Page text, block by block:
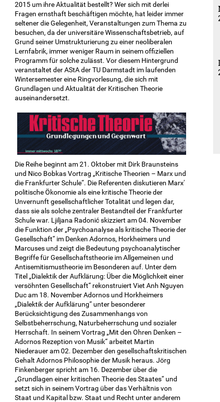
2015 um ihre Aktualität bestellt? Wer sich mit derlei
Fragen ernsthaft beschäftigen möchte, hat leider immer
seltener die Gelegenheit, Veranstaltungen zum Thema zu
besuchen, da der universitäre Wissenschaftsbetrieb, auf
Grund seiner Umstrukturierung zu einer neoliberalen
Lernfabrik, immer weniger Raum in seinem offiziellen
Programm für solche zulässt. Vor diesem Hintergrund
veranstaltet der AStA der TU Darmstadt im laufenden
Wintersemester eine Ringvorlesung, die sich mit
Grundlagen und Aktualität der Kritischen Theorie
auseinandersetzt.
Die Reihe beginnt am 21. Oktober mit Dirk Braunsteins
und Nico Bobkas Vortrag „Kritische Theorien – Marx und
die Frankfurter Schule“. Die Referenten diskutieren Marx'
politische Ökonomie als eine kritische Theorie der
Unvernunft gesellschaftlicher Totalität und legen dar,
dass sie als solche zentraler Bestandteil der Frankfurter
Schule war. Ljiljana Radonić skizziert am 04. November
die Funktion der „Psychoanalyse als kritische Theorie der
Gesellschaft“ im Denken Adornos, Horkheimers und
Marcuses und zeigt die Bedeutung psychoanalytischer
Begriffe für Gesellschaftstheorie im Allgemeinen und
Antisemitismustheorie im Besonderen auf. Unter dem
Titel „Dialektik der Aufklärung: Über die Möglichkeit einer
versöhnten Gesellschaft“ rekonstruiert Viet Anh Nguyen
Duc am 18. November Adornos und Horkheimers
„Dialektik der Aufklärung“ unter besonderer
Berücksichtigung des Zusammenhangs von
Selbstbeherrschung, Naturbeherrschung und sozialer
Herrschaft. In seinem Vortrag „Mit den Ohren Denken –
Adornos Rezeption von Musik“ arbeitet Martin
Niederauer am 02. Dezember den gesellschaftskritischen
Gehalt Adornos Philosophie der Musik heraus. Jörg
Finkenberger spricht am 16. Dezember über die
„Grundlagen einer kritischen Theorie des Staates“ und
setzt sich in seinem Vortrag über das Verhältnis von
Staat und Kapital bzw. Staat und Recht unter anderem